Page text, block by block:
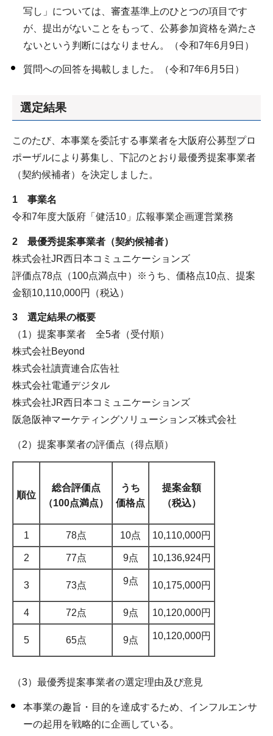
写し」については、審査基準上のひとつの項目です
が、提出がないことをもって、公募参加資格を満たさ
ないという判断にはなりません。（令和7年6月9日）
質問への回答を掲載しました。（令和7年6月5日）
選定結果
このたび、本事業を委託する事業者を大阪府公募型プロ
ポーザルにより募集し、下記のとおり最優秀提案事業者
（契約候補者）を決定しました。
1 事業名
令和7年度大阪府「健活10」広報事業企画運営業務
2 最優秀提案事業者（契約候補者）
株式会社JR西日本コミュニケーションズ
評価点78点（100点満点中）※うち、価格点10点、提案
金額10,110,000円（税込）
3 選定結果の概要
（1）提案事業者 全5者（受付順）
株式会社Beyond
株式会社讀賣連合広告社
株式会社電通デジタル
株式会社JR西日本コミュニケーションズ
阪急阪神マーケティングソリューションズ株式会社
（2）提案事業者の評価点（得点順）
順位
総合評価点
（100点満点）
うち
価格点
提案金額
（税込）
1 78点 10点 10,110,000円
2 77点 9点 10,136,924円
3 73点 9点 10,175,000円
4 72点 9点 10,120,000円
5 65点 9点 10,120,000円
（3）最優秀提案事業者の選定理由及び意見
本事業の趣旨・目的を達成するため、インフルエンサ
ーの起用を戦略的に企画している。